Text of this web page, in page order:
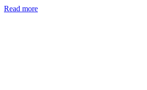
Read more